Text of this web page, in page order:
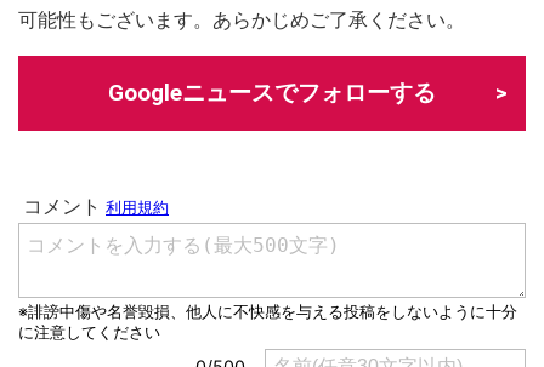
可能性もございます。あらかじめご了承ください。
Googleニュースでフォローする